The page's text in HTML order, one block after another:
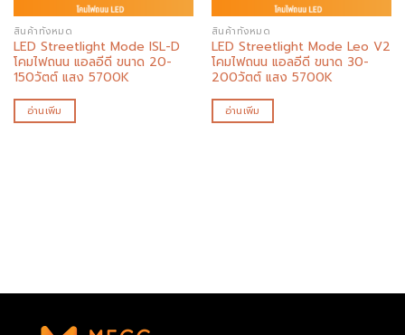
สินค้าทั้งหมด
LED Streetlight Mode ISL-D
โคมไฟถนน แอลอีดี ขนาด 20-
150วัตต์ แสง 5700K
อ่านเพิ่ม
สินค้าทั้งหมด
LED Streetlight Mode Leo V2
โคมไฟถนน แอลอีดี ขนาด 30-
200วัตต์ แสง 5700K
อ่านเพิ่ม